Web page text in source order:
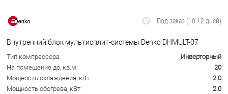
Под заказ (10-12 дней)
Внутренний блок мультисплит-системы Denko DHMULT-07
Тип компрессора
Инверторный
На помещение до, кв.м
20
Мощность охлаждения, кВт:
2.0
Мощность обогрева, кВт:
2.0